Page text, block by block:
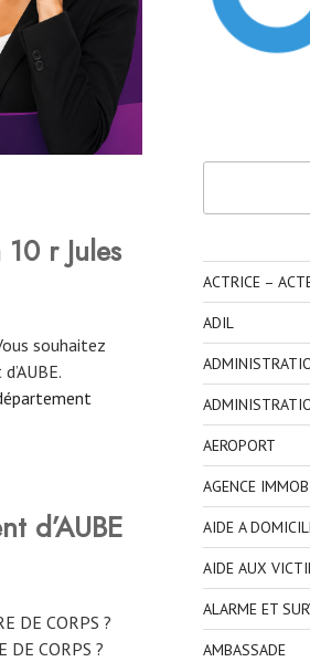
r Jules
souhaitez
d’AUBE
DE CORPS ?
CORPS ?
ACTRICE –
ADIL
AEROPORT
AGENCE
AIDE A
AIDE AUX
ALARME ET
AMBASSADE